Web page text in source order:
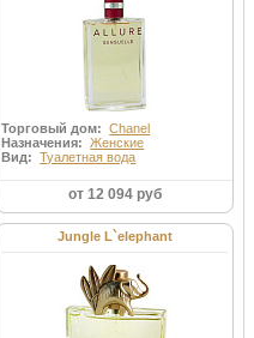
Торговый дом:Chanel
Назначения:Женские
Вид:Туалетная вода
от 12 094 руб
Jungle L`elephant